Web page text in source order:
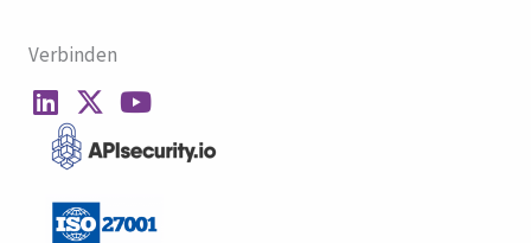
Verbinden